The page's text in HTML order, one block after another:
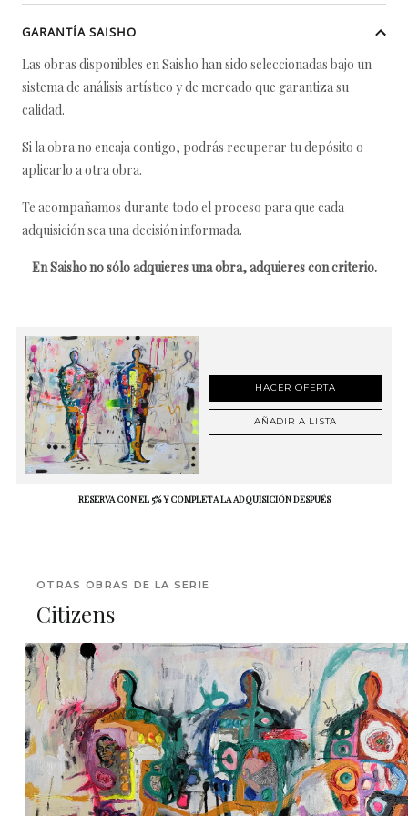
GARANTÍA SAISHO
Las obras disponibles en Saisho han sido seleccionadas bajo un
sistema de análisis artístico y de mercado que garantiza su
calidad.
Si la obra no encaja contigo, podrás recuperar tu depósito o
aplicarlo a otra obra.
Te acompañamos durante todo el proceso para que cada
adquisición sea una decisión informada.
En Saisho no sólo adquieres una obra, adquieres con criterio.
HACER OFERTA
AÑADIR A LISTA
RESERVA CON EL 5% Y COMPLETA LA ADQUISICIÓN DESPUÉS
OTRAS OBRAS DE LA SERIE
Citizens